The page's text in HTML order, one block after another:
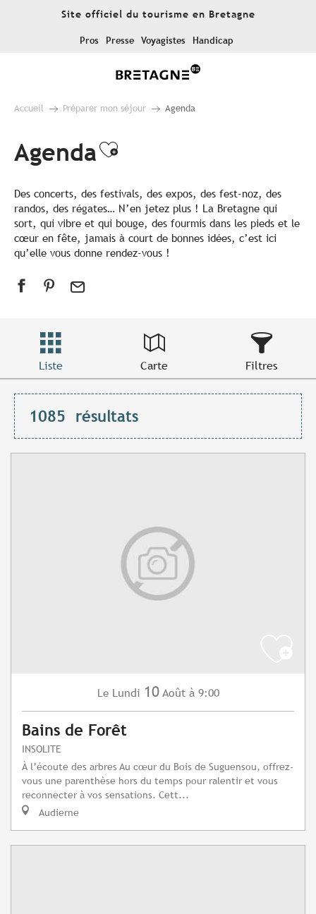
Site officiel du tourisme en Bretagne
Pros Presse Voyagistes Handicap
Accueil Préparer mon séjour Agenda
AgendaAjouter aux favoris
Des concerts, des festivals, des expos, des fest-noz, des
randos, des régates… N’en jetez plus ! La Bretagne qui
sort, qui vibre et qui bouge, des fourmis dans les pieds et le
cœur en fête, jamais à court de bonnes idées, c’est ici
qu’elle vous donne rendez-vous !
Liste Carte Filtres
1085 résultats
Le Lundi 10 Août à 9:00
Bains de Forêt
INSOLITE
À l’écoute des arbres Au cœur du Bois de Suguensou, offrez-
vous une parenthèse hors du temps pour ralentir et vous
reconnecter à vos sensations. Cett...
Audierne